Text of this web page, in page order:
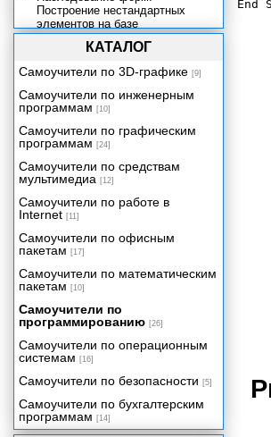
Построение нестандартных
элементов на базе
наследования.
Добавление новых событий.
Добавление новых свойств.
Иерархия пространства имен
System.Windows.Forms
Средства базового класса
Control. События клавиатуры.
События проверки.
Графика: GDI+
Простейший вывод
Вывод текста
Пример: вывод всех шрифтов в
системе
Печать
Многостраничный вывод. О
классе PrintPageEventArgs.
Элемент PrintDialog и
конфигурация печати.
Самостоятельное
программирование печати.
Предварительный просмотр
КАТАЛОГ
Самоучители по 3D-графике [9]
Самоучители по инженерным
программам [10]
Самоучители по графическим
программам [24]
Самоучители по средствам
мультимедиа [12]
Самоучители по работе в
Internet [11]
Самоучители по офисным
пакетам [17]
Самоучители по математическим
пакетам [10]
Самоучители по
программированию [26]
Самоучители по операционным
системам [16]
Самоучители по безопасности [5]
Самоучители по бухгалтерским
программам [14]